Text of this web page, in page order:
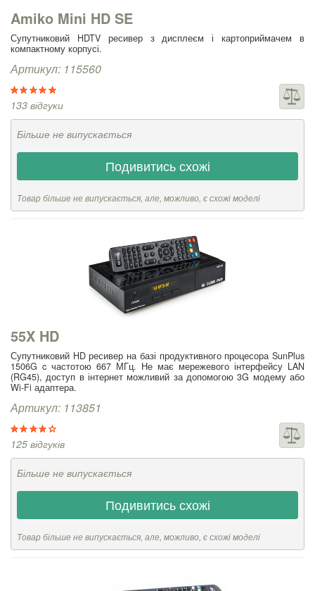
Amiko Mini HD SE
Супутниковий HDTV ресивер з дисплеєм і картоприймачем в
компактному корпусі.
Артикул: 115560
133 відгуки
Більше не випускається
Подивитись схожі
Товар більше не випускається, але, можливо, є схожі моделі
55X HD
Супутниковий HD ресивер на базі продуктивного процесора SunPlus
1506G c частотою 667 МГц. Не має мережевого інтерфейсу LAN
(RG45), доступ в інтернет можливий за допомогою 3G модему або
Wi-Fi адаптера.
Артикул: 113851
125 відгуків
Більше не випускається
Подивитись схожі
Товар більше не випускається, але, можливо, є схожі моделі